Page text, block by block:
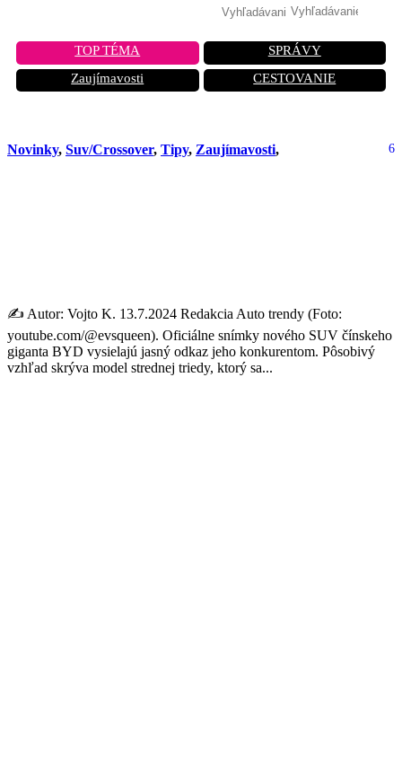
TOP TÉMA
SPRÁVY
Zaujímavosti
CESTOVANIE
Novinky, Suv/Crossover, Tipy, Zaujímavosti, 6
✍️ Autor: Vojto K. 13.7.2024 Redakcia Auto trendy (Foto:
youtube.com/@evsqueen). Oficiálne snímky nového SUV čínskeho
giganta BYD vysielajú jasný odkaz jeho konkurentom. Pôsobivý
vzhľad skrýva model strednej triedy, ktorý sa...